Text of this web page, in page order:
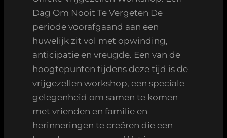
Dag Om Nooit Te Vergeten De
periode voorafgaand aan een
huwelijk zit vol met opwinding,
anticipatie en vreugde. Een van de
hoogtepunten tijdens deze tijd is de
vrijgezellen workshop, een speciale
gelegenheid om samen te komen
met vrienden en familie en
herinneringen te creëren die een